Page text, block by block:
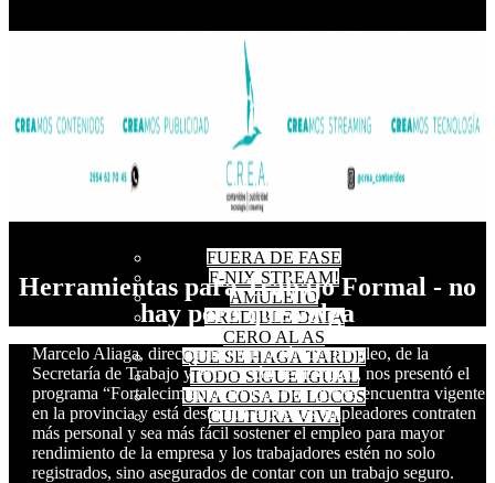
FUERA DE FASE
F-NIX STREAM!
AMULETO
CREDIBLE DATA
CERO AL AS
QUE SE HAGA TARDE
TODO SIGUE IGUAL
UNA COSA DE LOCOS
CULTURA VIVA
Herramientas para Trabajo Formal - no
hay pero que valga
Marcelo Aliaga, director de Promoción del Empleo, de la
Secretaría de Trabajo y Promoción del Empleo, nos presentó el
programa “Fortalecimiento del Trabajo” que se encuentra vigente
en la provincia y está destinado a que los empleadores contraten
más personal y sea más fácil sostener el empleo para mayor
rendimiento de la empresa y los trabajadores estén no solo
registrados, sino asegurados de contar con un trabajo seguro.